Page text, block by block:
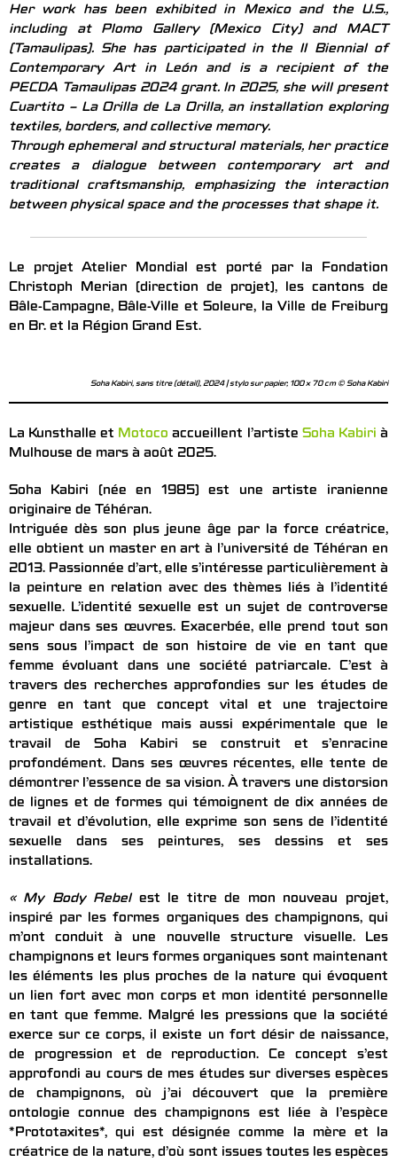
Her work has been exhibited in Mexico and the U.S.,
including at Plomo Gallery (Mexico City) and MACT
(Tamaulipas). She has participated in the II Biennial of
Contemporary Art in León and is a recipient of the
PECDA Tamaulipas 2024 grant. In 2025, she will present
Cuartito – La Orilla de La Orilla, an installation exploring
textiles, borders, and collective memory.
Through ephemeral and structural materials, her practice
creates a dialogue between contemporary art and
traditional craftsmanship, emphasizing the interaction
between physical space and the processes that shape it.
Le projet Atelier Mondial est porté par la Fondation
Christoph Merian (direction de projet), les cantons de
Bâle-Campagne, Bâle-Ville et Soleure, la Ville de Freiburg
en Br. et la Région Grand Est.
Soha Kabiri, sans titre (détail), 2024 | stylo sur papier, 100 x 70 cm © Soha Kabiri
La Kunsthalle et Motoco accueillent l’artiste Soha Kabiri à
Mulhouse de mars à août 2025.
Soha Kabiri (née en 1985) est une artiste iranienne
originaire de Téhéran.
Intriguée dès son plus jeune âge par la force créatrice,
elle obtient un master en art à l’université de Téhéran en
2013. Passionnée d’art, elle s’intéresse particulièrement à
la peinture en relation avec des thèmes liés à l’identité
sexuelle. L’identité sexuelle est un sujet de controverse
majeur dans ses œuvres. Exacerbée, elle prend tout son
sens sous l’impact de son histoire de vie en tant que
femme évoluant dans une société patriarcale. C’est à
travers des recherches approfondies sur les études de
genre en tant que concept vital et une trajectoire
artistique esthétique mais aussi expérimentale que le
travail de Soha Kabiri se construit et s’enracine
profondément. Dans ses œuvres récentes, elle tente de
démontrer l’essence de sa vision. À travers une distorsion
de lignes et de formes qui témoignent de dix années de
travail et d’évolution, elle exprime son sens de l’identité
sexuelle dans ses peintures, ses dessins et ses
installations.
« My Body Rebel est le titre de mon nouveau projet,
inspiré par les formes organiques des champignons, qui
m’ont conduit à une nouvelle structure visuelle. Les
champignons et leurs formes organiques sont maintenant
les éléments les plus proches de la nature qui évoquent
un lien fort avec mon corps et mon identité personnelle
en tant que femme. Malgré les pressions que la société
exerce sur ce corps, il existe un fort désir de naissance,
de progression et de reproduction. Ce concept s’est
approfondi au cours de mes études sur diverses espèces
de champignons, où j’ai découvert que la première
ontologie connue des champignons est liée à l’espèce
*Prototaxites*, qui est désignée comme la mère et la
créatrice de la nature, d’où sont issues toutes les espèces